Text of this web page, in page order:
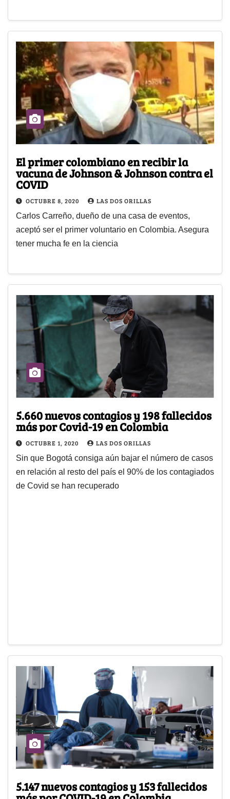
El primer colombiano en recibir la
vacuna de Johnson & Johnson contra el
COVID
OCTUBRE 8, 2020 LAS DOS ORILLAS
Carlos Carreño, dueño de una casa de eventos,
aceptó ser el primer voluntario en Colombia. Asegura
tener mucha fe en la ciencia
5.660 nuevos contagios y 198 fallecidos
más por Covid-19 en Colombia
OCTUBRE 1, 2020 LAS DOS ORILLAS
Sin que Bogotá consiga aún bajar el número de casos
en relación al resto del país el 90% de los contagiados
de Covid se han recuperado
5.147 nuevos contagios y 153 fallecidos